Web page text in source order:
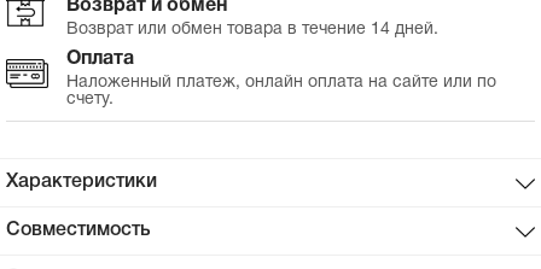
Сцепное устройство, шплинт
Прокладки на мотоблок
Глушитель на мотоблок
Возврат и обмен
Возврат или обмен товара в течение 14 дней.
Оплата
Наложенный платеж, онлайн оплата на сайте или по
счету.
Характеристики
Совместимость